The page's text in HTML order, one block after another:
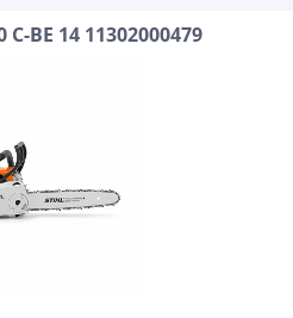
BE 14 11302000479